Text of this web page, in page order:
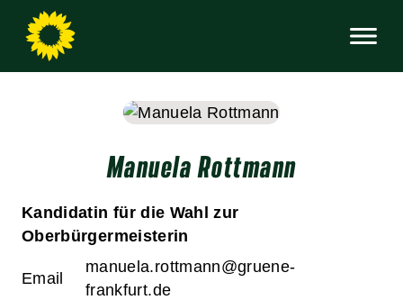
Manuela Rottmann
Kandidatin für die Wahl zur
Oberbürgermeisterin
Email
manuela.rottmann@gruene-
frankfurt.de